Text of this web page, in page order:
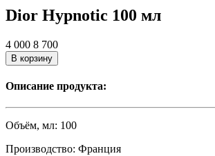
Dior Hypnotic 100 мл
4 000 8 700
В корзину
Описание продукта:
Объём, мл: 100
Производство: Франция